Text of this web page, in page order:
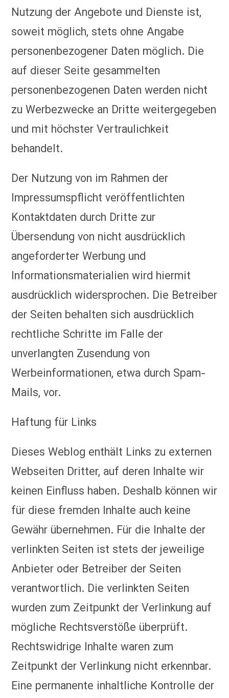
Nutzung der Angebote und Dienste ist,
soweit möglich, stets ohne Angabe
personenbezogener Daten möglich. Die
auf dieser Seite gesammelten
personenbezogenen Daten werden nicht
zu Werbezwecke an Dritte weitergegeben
und mit höchster Vertraulichkeit
behandelt.
Der Nutzung von im Rahmen der
Impressumspflicht veröffentlichten
Kontaktdaten durch Dritte zur
Übersendung von nicht ausdrücklich
angeforderter Werbung und
Informationsmaterialien wird hiermit
ausdrücklich widersprochen. Die Betreiber
der Seiten behalten sich ausdrücklich
rechtliche Schritte im Falle der
unverlangten Zusendung von
Werbeinformationen, etwa durch Spam-
Mails, vor.
Haftung für Links
Dieses Weblog enthält Links zu externen
Webseiten Dritter, auf deren Inhalte wir
keinen Einfluss haben. Deshalb können wir
für diese fremden Inhalte auch keine
Gewähr übernehmen. Für die Inhalte der
verlinkten Seiten ist stets der jeweilige
Anbieter oder Betreiber der Seiten
verantwortlich. Die verlinkten Seiten
wurden zum Zeitpunkt der Verlinkung auf
mögliche Rechtsverstöße überprüft.
Rechtswidrige Inhalte waren zum
Zeitpunkt der Verlinkung nicht erkennbar.
Eine permanente inhaltliche Kontrolle der